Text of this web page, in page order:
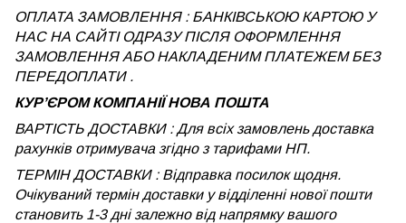
ОПЛАТА ЗАМОВЛЕННЯ : БАНКІВСЬКОЮ КАРТОЮ У
НАС НА САЙТІ ОДРАЗУ ПІСЛЯ ОФОРМЛЕННЯ
ЗАМОВЛЕННЯ АБО НАКЛАДЕНИМ ПЛАТЕЖЕМ БЕЗ
ПЕРЕДОПЛАТИ .
КУРʼЄРОМ КОМПАНІЇ НОВА ПОШТА
ВАРТІСТЬ ДОСТАВКИ : Для всіх замовлень доставка
рахунків отримувача згідно з тарифами НП.
ТЕРМІН ДОСТАВКИ : Відправка посилок щодня.
Очікуваний термін доставки у відділенні нової пошти
становить 1-3 дні залежно від напрямку вашого